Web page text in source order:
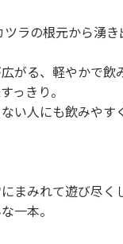
ラの根元から湧き
がる、軽やかで飲
っきり。
い人にも飲みや
まみれて遊び尽く
一本。